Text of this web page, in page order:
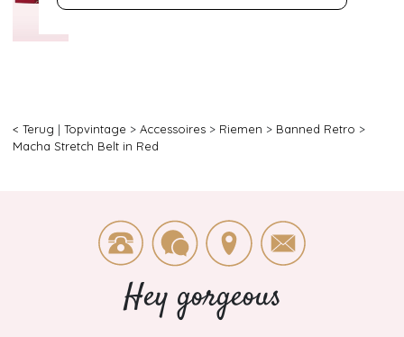
< Terug | Topvintage > Accessoires > Riemen > Banned Retro >
Macha Stretch Belt in Red
Hey gorgeous